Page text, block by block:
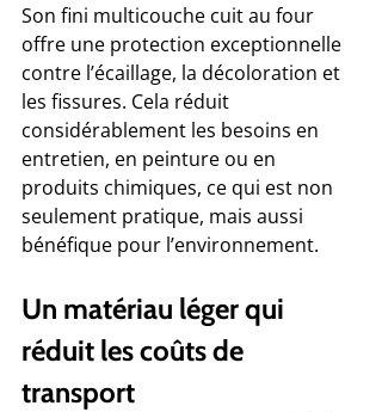
Son fini multicouche cuit au four
offre une protection exceptionnelle
contre l’écaillage, la décoloration et
les fissures. Cela réduit
considérablement les besoins en
entretien, en peinture ou en
produits chimiques, ce qui est non
seulement pratique, mais aussi
bénéfique pour l’environnement.
Un matériau léger qui
réduit les coûts de
transport